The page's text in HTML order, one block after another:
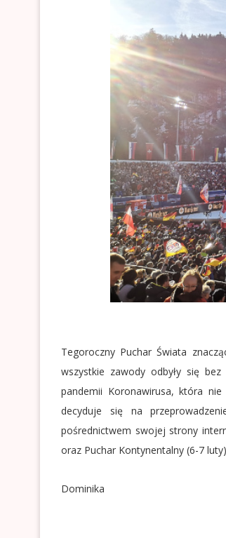
Tegoroczny Puchar Świata
wszystkie zawody odbyły się
pandemii Koronawirusa, która
decyduje się na
pośrednictwem swojej strony
oraz Puchar Kontynentalny (6-7
Dominika